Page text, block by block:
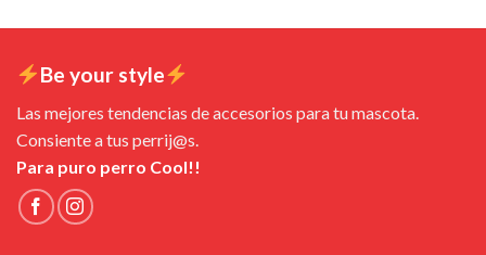
Be your style
Las mejores tendencias de accesorios para tu mascota.
Consiente a tus perrij@s.
Para puro perro Cool!!